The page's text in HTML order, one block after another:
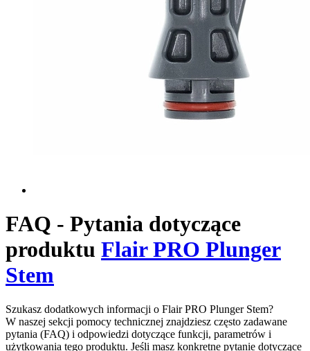
FAQ - Pytania dotyczące
produktu Flair PRO Plunger
Stem
Szukasz dodatkowych informacji o Flair PRO Plunger Stem?
W naszej sekcji pomocy technicznej znajdziesz często zadawane
pytania (FAQ) i odpowiedzi dotyczące funkcji, parametrów i
użytkowania tego produktu. Jeśli masz konkretne pytanie dotyczące